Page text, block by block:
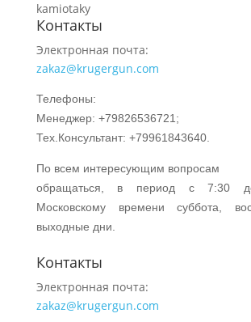
kamiotaky
Контакты
Электронная почта:
zakaz@krugergun.com
Телефоны:
Менеджер: +79826536721;
Тех.Консультант: +79961843640.
По всем интересующим вопросам
обращаться, в период с 7:30
Московскому времени суббота,
выходные дни.
Контакты
Электронная почта:
zakaz@krugergun.com